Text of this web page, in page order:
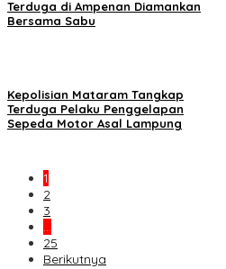
Terduga di Ampenan Diamankan
Bersama Sabu
Kepolisian Mataram Tangkap
Terduga Pelaku Penggelapan
Sepeda Motor Asal Lampung
1
2
3
…
25
Berikutnya